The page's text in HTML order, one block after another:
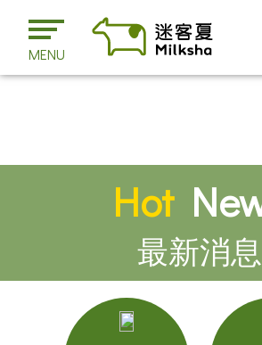
MENU
Hot
最新消息